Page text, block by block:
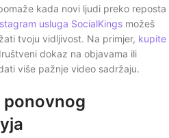
kada novi ljudi preko reposta
usluga SocialKings možeš
tvoju vidljivost. Na primjer, kupite
dokaz na objavama ili
više pažnje video sadržaju.
ponovnog